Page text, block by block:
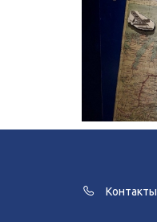
Контакты